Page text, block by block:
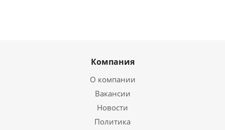
Компания
О компании
Вакансии
Новости
Политика